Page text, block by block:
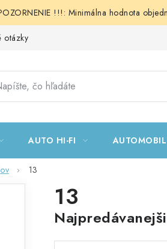
!!!: Minimálna hodnota
otázky
AUTO HI-FI AUTOMOBIL
13
13